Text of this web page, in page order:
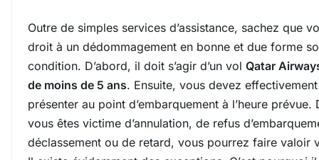
Outre de simples services d’assistance, sachez que
droit à un dédommagement en bonne et due forme
condition. D’abord, il doit s’agir d’un vol Qatar
de moins de 5 ans. Ensuite, vous devez
présenter au point d’embarquement à l’heure prévue.
vous êtes victime d’annulation, de refus
déclassement ou de retard, vous pourrez faire valoir